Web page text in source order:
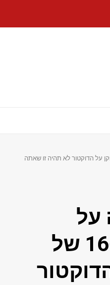
הדוקטור ה-16 של השחקן על הדוקטור לא תהיה זו שאתה
על
הדוקטור ה-16 של